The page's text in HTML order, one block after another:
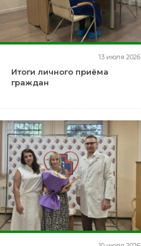
13 июля 2026
Итоги личного приёма
граждан